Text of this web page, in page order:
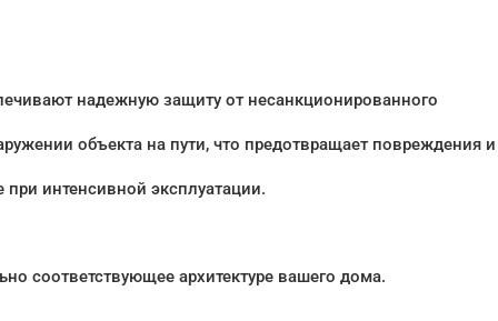
надежную защиту от несанкционированного
объекта на пути, что предотвращает повреждения и
интенсивной эксплуатации.
соответствующее архитектуре вашего дома.